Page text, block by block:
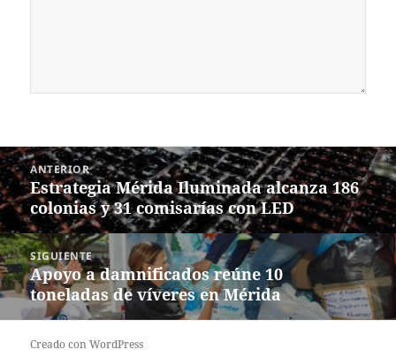
Navegación
de
entradas
ANTERIOR
Entrada
anterior:
Estrategia Mérida Iluminada alcanza 186
colonias y 31 comisarías con LED
SIGUIENTE
Siguiente
entrada:
Apoyo a damnificados reúne 10
toneladas de víveres en Mérida
Creado con WordPress